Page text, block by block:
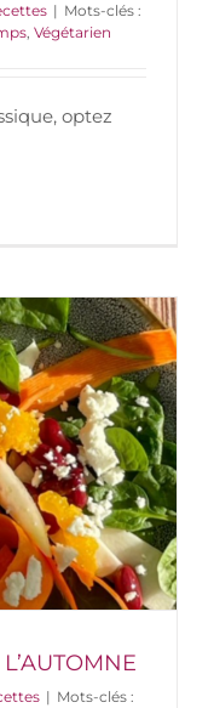
| Mots-clés :
, Végétarien
optez
| Mots-clés :